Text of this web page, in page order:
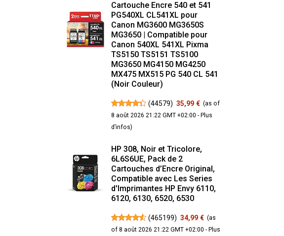
Cartouche Encre 540 et 541
PG540XL CL541XL pour
Canon MG3600 MG3650S
MG3650 | Compatible pour
Canon 540XL 541XL Pixma
TS5150 TS5151 TS5100
MG3650 MG4150 MG4250
MX475 MX515 PG 540 CL 541
(Noir Couleur)
(44579) 35,99 € (as of
8 août 2026 21:22 GMT +02:00 - Plus
d’infos)
HP 308, Noir et Tricolore,
6L6S6UE, Pack de 2
Cartouches d’Encre Original,
Compatible avec Les Series
d'Imprimantes HP Envy 6110,
6120, 6130, 6520, 6530
(465199) 34,99 € (as
of 8 août 2026 21:22 GMT +02:00 - Plus